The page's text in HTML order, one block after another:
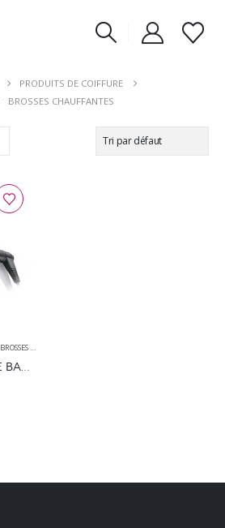
PRODUITS DE COIFFURE
BROSSES CHAUFFANTES
BROSSES CHAUFFANTES
BROSSE CHAUFFANTE BABYLISS 18MM